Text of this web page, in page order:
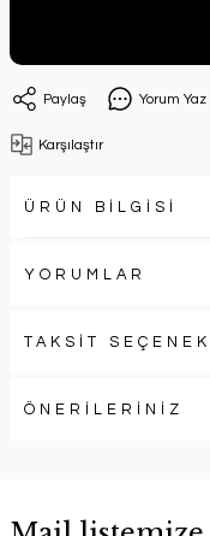
Paylaş Yorum Yaz
Karşılaştır
ÜRÜN BİLGİSİ
YORUMLAR
TAKSİT
ÖNERİLERİNİZ